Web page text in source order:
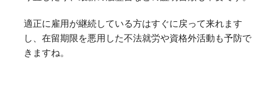
適正に雇用が継続している方はすぐに戻って来れます
し、在留期限を悪用した不法就労や資格外活動も予防で
きますね。